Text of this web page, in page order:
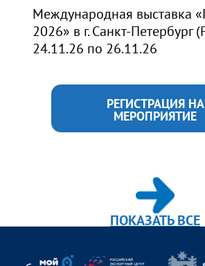
Международная выставка
2026» в г. Санкт-Петербург
24.11.26 по 26.11.26
РЕГИСТРАЦИЯ НА
МЕРОПРИЯТИЕ
ПОКАЗАТЬ ВСЕ